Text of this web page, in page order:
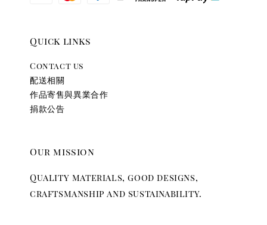
Quick links
Contact us
配送相關
作品寄售與異業合作
捐款公告
Our mission
Quality materials, good designs,
craftsmanship and sustainability.